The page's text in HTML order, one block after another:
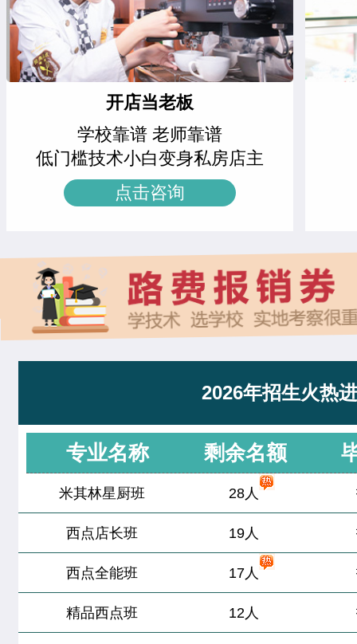
开店当老板
学校靠谱 老师靠谱
低门槛技术小白变身私房店主
点击咨询
2026年招生火热
专业名称 剩余名额
特色轻食简餐班 11人
时尚咖啡兴趣班 21人
周末西点班
网红单品定制班
菁英西点专业 21人 技能
西餐工艺专业 22人 技能
西餐主厨专业 22人 技能
米其林星厨班 28人
西点店长班 19人
西点全能班 17人
精品西点班 12人
西餐强化班 15人
王邦旺 西餐主厨专业
刘雯雯 西点店长班
赵倩娅
支艳慧 时尚西点专业
杨智超
安爽 西餐工艺专业
李金金 经典西点专业
西点烘焙班
齐宇宁 西餐工艺专业
夏宏达 米其林星厨班
谢佳琳 米其林星厨班
董柯妍 时尚西点专业
刘欣茹 时尚西点专业
王婷宣 中西式面点专业(升学)